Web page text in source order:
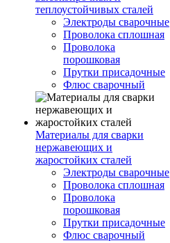
теплоустойчивых сталей
Электроды сварочные
Проволока сплошная
Проволока
порошковая
Прутки присадочные
Флюс сварочный
Материалы для сварки
нержавеющих и
жаростойких сталей
Электроды сварочные
Проволока сплошная
Проволока
порошковая
Прутки присадочные
Флюс сварочный